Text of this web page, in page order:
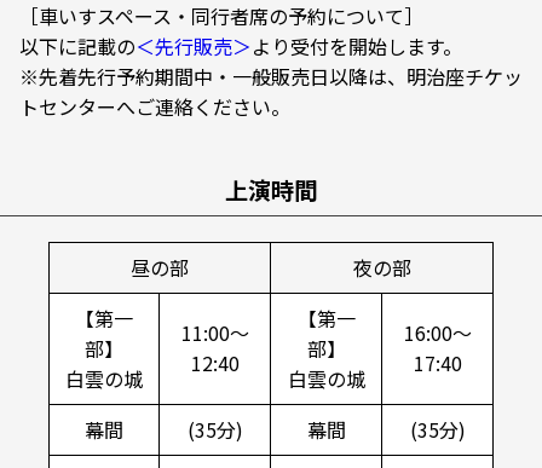
［車いすスペース・同行者席の予約について］
以下に記載の＜先行販売＞より受付を開始します。
※先着先行予約期間中・一般販売日以降は、明治座チケッ
トセンターへご連絡ください。
上演時間
昼の部
夜の部
【第一
部】
白雲の城
11:00～
12:40
【第一
部】
白雲の城
16:00～
17:40
幕間 (35分) 幕間
(35分)